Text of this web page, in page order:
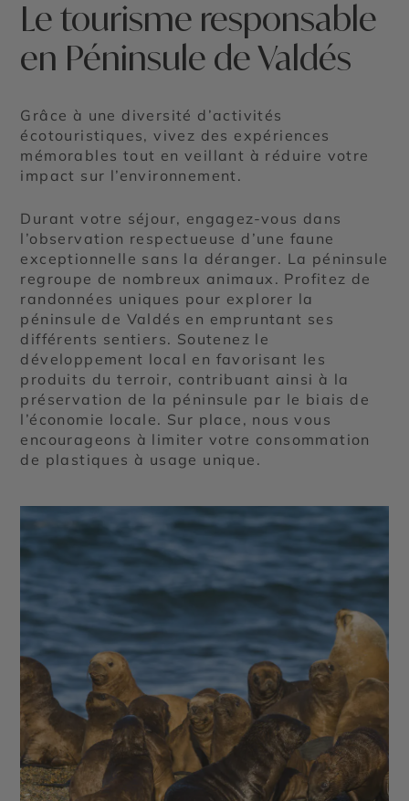
Le tourisme responsable
en Péninsule de Valdés
Grâce à une diversité d’activités
écotouristiques, vivez des expériences
mémorables tout en veillant à réduire votre
impact sur l’environnement.
Durant votre séjour, engagez-vous dans
l’observation respectueuse d’une faune
exceptionnelle sans la déranger. La péninsule
regroupe de nombreux animaux. Profitez de
randonnées uniques pour explorer la
péninsule de Valdés en empruntant ses
différents sentiers. Soutenez le
développement local en favorisant les
produits du terroir, contribuant ainsi à la
préservation de la péninsule par le biais de
l’économie locale. Sur place, nous vous
encourageons à limiter votre consommation
de plastiques à usage unique.